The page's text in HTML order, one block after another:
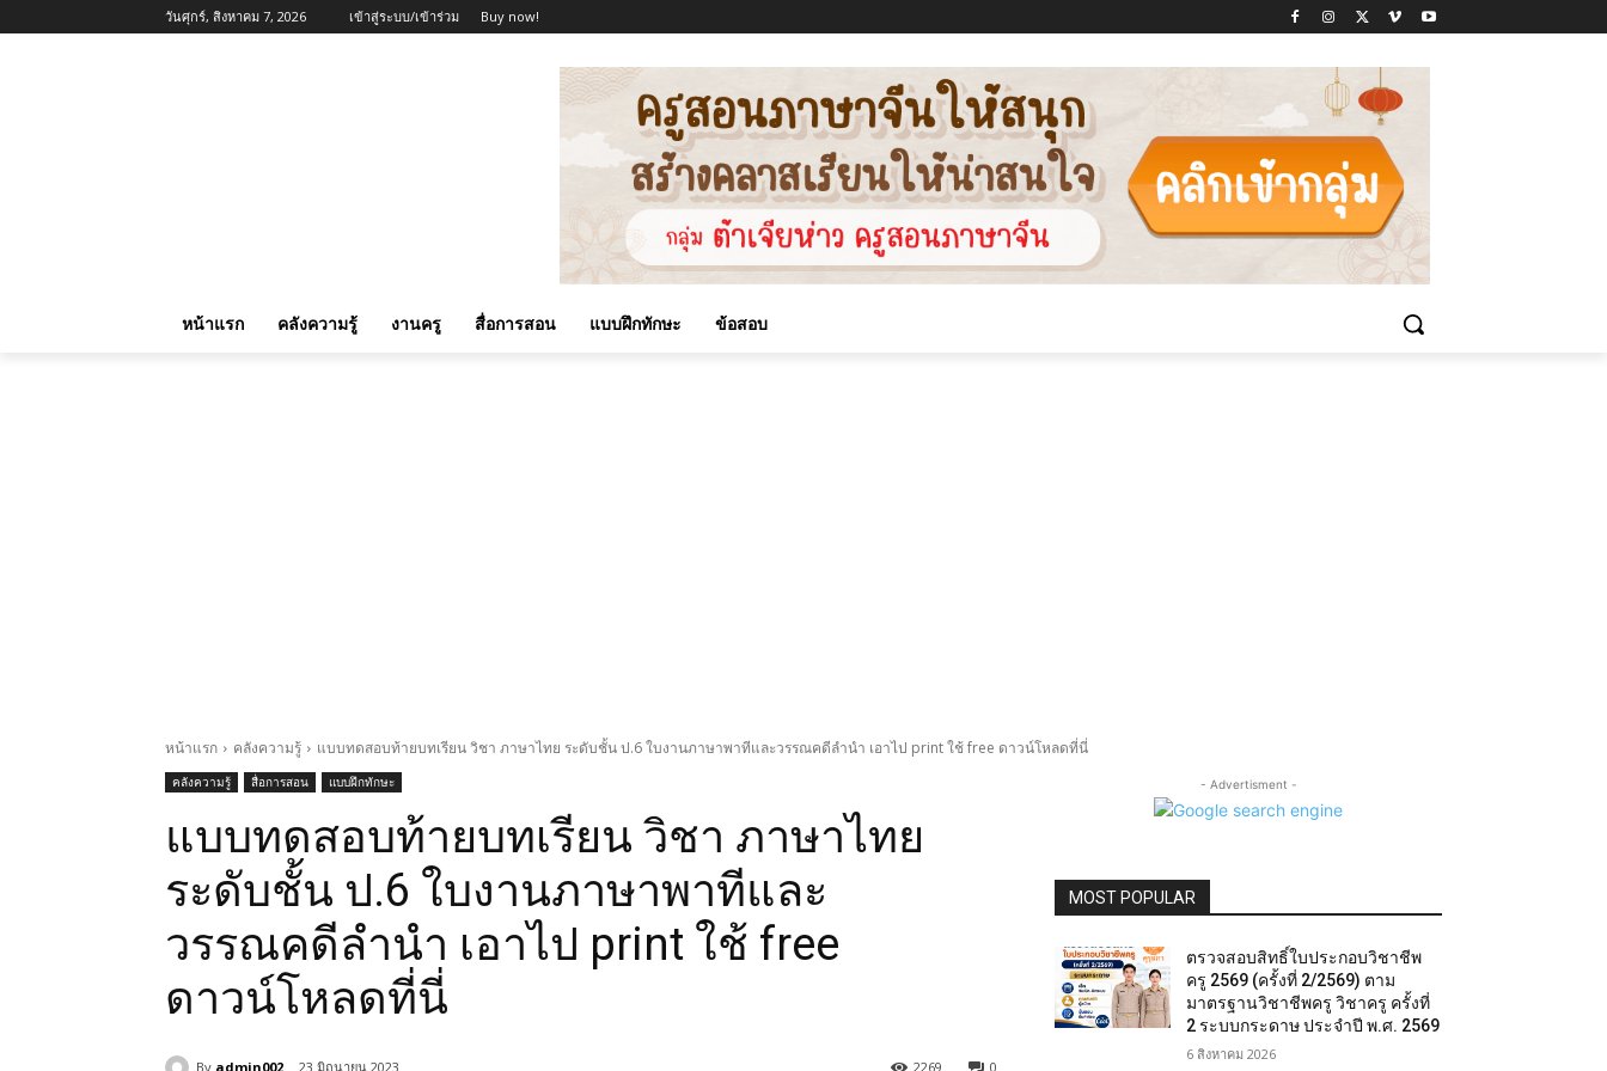
วันศุกร์, สิงหาคม 7, 2026 เข้าสู่ระบบ/เข้าร่วม Buy now!
หน้าแรก คลังความรู้ งานครู สื่อการสอน แบบฝึกทักษะ ข้อสอบ
หน้าแรก คลังความรู้ แบบทดสอบท้ายบทเรียน วิชา ภาษาไทย ระดับชั้น ป.6 ใบงานภาษาพาทีและวรรณคดีลำนำ เอาไป print ใช้ free ดาวน์โหลดที่นี่
คลังความรู้ สื่อการสอน แบบฝึกทักษะ
แบบทดสอบท้ายบทเรียน วิชา ภาษาไทย
ระดับชั้น ป.6 ใบงานภาษาพาทีและ
วรรณคดีลำนำ เอาไป print ใช้ free
ดาวน์โหลดที่นี่
By admin002 23 มิถุนายน 2023 0
2269
- Advertisment -
MOST POPULAR
ตรวจสอบสิทธิ์ใบประกอบวิชาชีพ
ครู 2569 (ครั้งที่ 2/2569) ตาม
มาตรฐานวิชาชีพครู วิชาครู ครั้งที่
2 ระบบกระดาษ ประจำปี พ.ศ. 2569
6 สิงหาคม 2026